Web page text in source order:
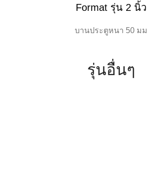
Format รุ่น 2 นิ้ว
บานประตูหนา 50 มม
รุ่นอื่นๆ